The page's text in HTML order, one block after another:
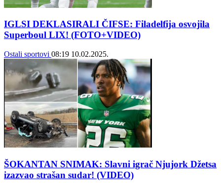
IGLSI DEKLASIRALI ČIFSE: Filadelfija osvojila
Superboul LIX! (FOTO+VIDEO)
Ostali sportovi 08:19 10.02.2025.
ŠOKANTAN SNIMAK: Slavni igrač Njujork Džetsa
izazvao strašan sudar! (VIDEO)